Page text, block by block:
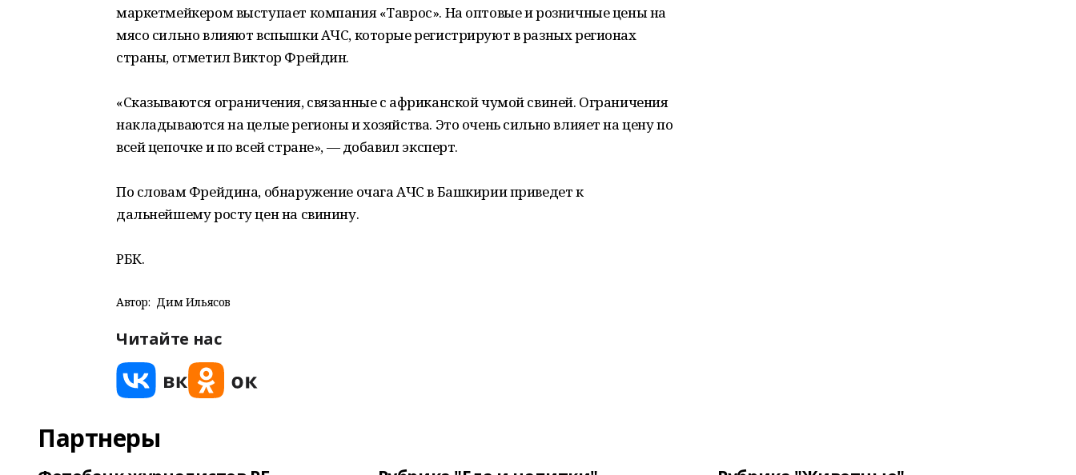
маркетмейкером выступает компания «Таврос». На оптовые и розничные цены на
мясо сильно влияют вспышки АЧС, которые регистрируют в разных регионах
страны, отметил Виктор Фрейдин.
«Сказываются ограничения, связанные с африканской чумой свиней. Ограничения
накладываются на целые регионы и хозяйства. Это очень сильно влияет на цену по
всей цепочке и по всей стране», — добавил эксперт.
По словам Фрейдина, обнаружение очага АЧС в Башкирии приведет к
дальнейшему росту цен на свинину.
РБК.
Автор: Дим Ильясов
Читайте нас
Партнеры